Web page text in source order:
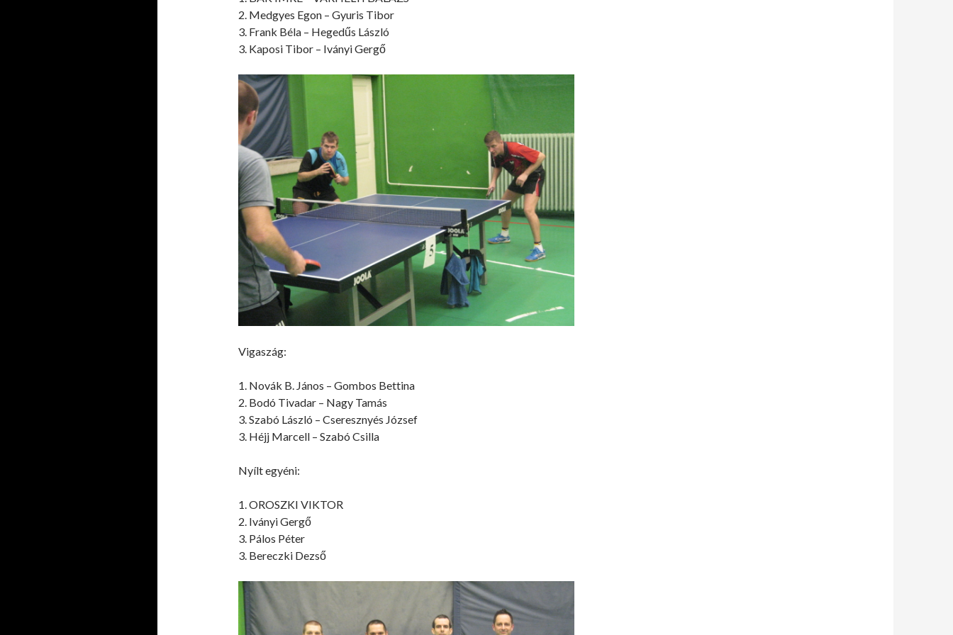
2. Medgyes Egon – Gyuris Tibor
3. Frank Béla – Hegedűs László
3. Kaposi Tibor – Iványi Gergő
Vigaszág:
1. Novák B. János – Gombos Bettina
2. Bodó Tivadar – Nagy Tamás
3. Szabó László – Cseresznyés József
3. Héjj Marcell – Szabó Csilla
Nyílt egyéni:
1. OROSZKI VIKTOR
2. Iványi Gergő
3. Pálos Péter
3. Bereczki Dezső